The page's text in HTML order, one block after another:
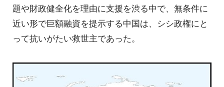
題や財政健全化を理由に支援を渋る中で、無条件に
近い形で巨額融資を提示する中国は、シシ政権にと
って抗いがたい救世主であった。